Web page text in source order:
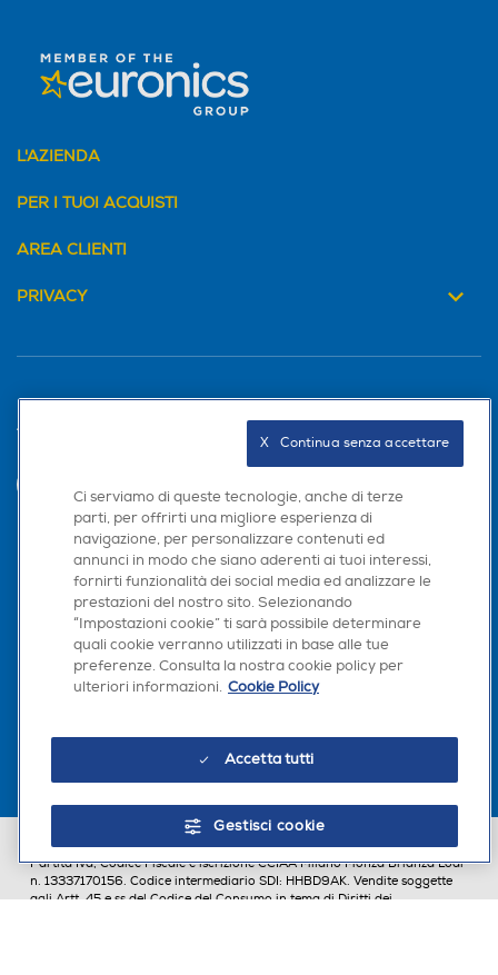
L'AZIENDA
PER I TUOI ACQUISTI
AREA CLIENTI
PRIVACY
Trova negozio
Seguici sui social
Scarica la nostra app
Euronics Italia SpA. Sede legale Via Montefeltro, 6/a 20156 Milano
Partita Iva, Codice Fiscale e iscrizione CCIAA Milano Monza Brianza Lodi
n. 13337170156. Codice intermediario SDI: HHBD9AK. Vendite soggette
agli Artt. 45 e ss del Codice del Consumo in tema di Diritti dei
Ci serviamo di queste tecnologie, anche di terze
parti, per offrirti una migliore esperienza di
navigazione, per personalizzare contenuti ed
annunci in modo che siano aderenti ai tuoi interessi,
fornirti funzionalità dei social media ed analizzare le
prestazioni del nostro sito. Selezionando
“Impostazioni cookie” ti sarà possibile determinare
quali cookie verranno utilizzati in base alle tue
preferenze. Consulta la nostra cookie policy per
ulteriori informazioni. Cookie Policy
Accetta tutti
Gestisci cookie
X   Continua senza accettare